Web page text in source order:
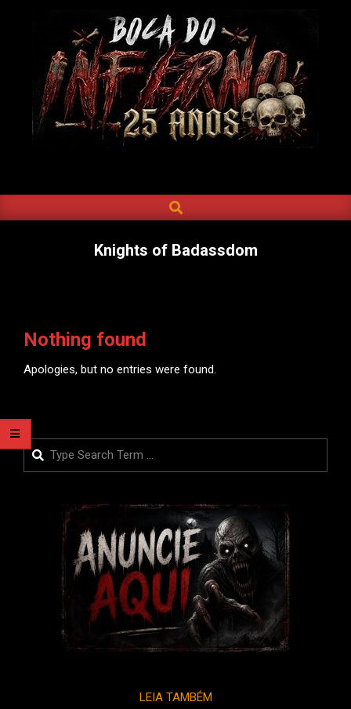
DO
INFERNO
Navigation
SEARCH
Knights of Badassdom
Nothing found
Apologies, but no entries were found.
Search
LEIA TAMBÉM